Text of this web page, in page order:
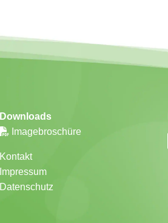
Downloads
Imagebroschüre
Kontakt
Impressum
Datenschutz